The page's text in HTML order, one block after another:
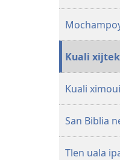
Kuali
Kuali
San Biblia
Tlen uala